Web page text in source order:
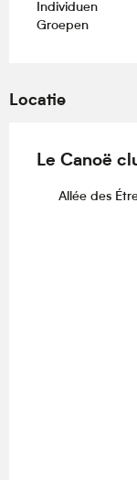
Individuen
Groepen
Locatie
Le Canoë
Allée des